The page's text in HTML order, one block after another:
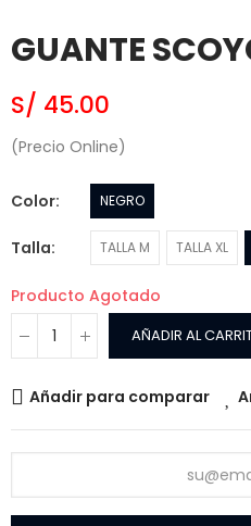
GUANTE
S/ 45.00
(Precio Online)
Color NEGRO
Talla TALLA M TALLA XL
Producto Agotado
AÑADIR AL
Añadir para comparar